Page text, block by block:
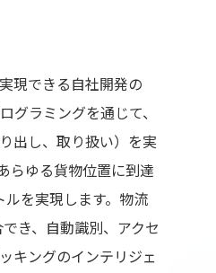
現できる自社開発の
グラミングを通じて、
出し、取り扱い）を実
らゆる貨物位置に到達
を実現します。物流
き、自動識別、アクセ
キングのインテリジェ